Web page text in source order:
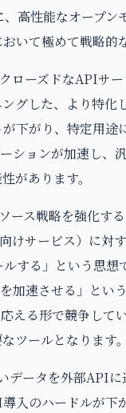
高性能なオープン
いて極めて戦略的
ローズドなAPIサ
グした、より特化
下がり、特定用途
ションが加速し、
があります。
ース戦略を強化す
けサービス）に対
する」という思
加速させる」と
える形で競争し
ツールとなります。
データを外部API
入のハードルが下